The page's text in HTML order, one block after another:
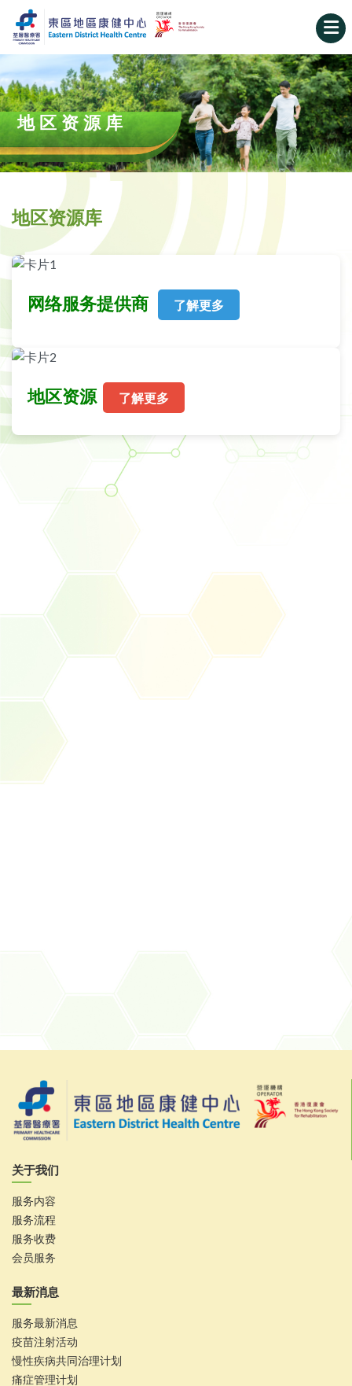
地区资源库
地区资源库
网络服务提供商 了解更多
地区资源 了解更多
关于我们
服务内容
服务流程
服务收费
会员服务
最新消息
服务最新消息
疫苗注射活动
慢性疾病共同治理计划
痛症管理计划